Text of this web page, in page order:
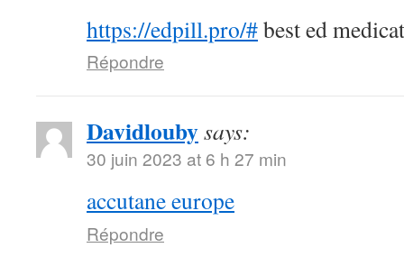
https://edpill.pro/#best ed
Répondre
Davidloubysays:
30 juin 2023 at 6 h 27 min
accutane europe
Répondre